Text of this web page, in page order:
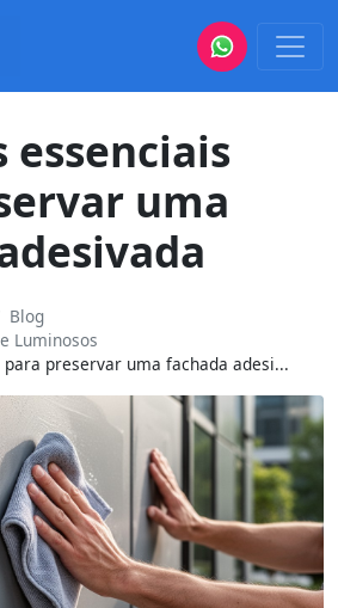
essenciais
uma
Blog
Luminosos
preservar uma fachada adesi...